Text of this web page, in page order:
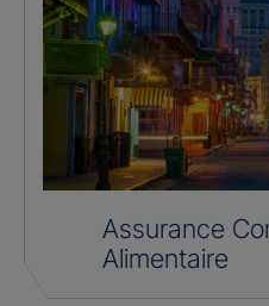
Assurance
Alimentaire